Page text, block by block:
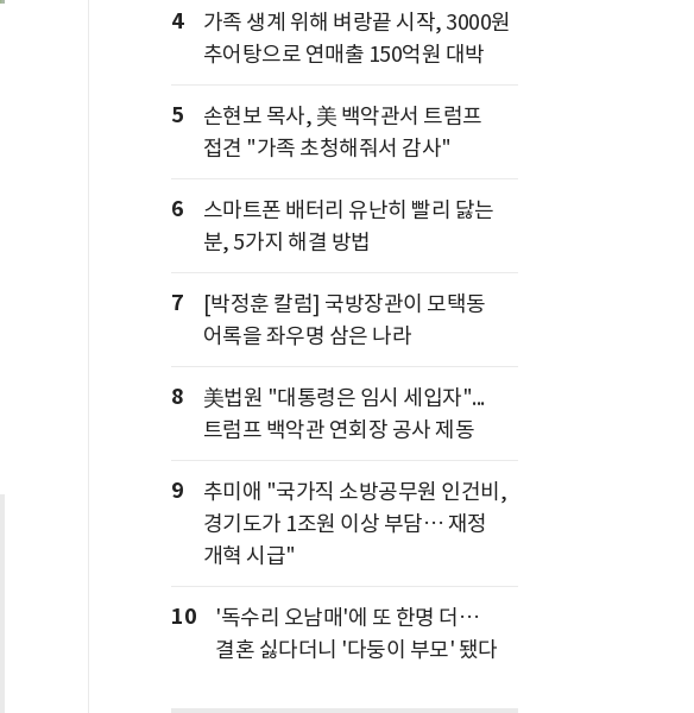
4
가족 생계 위해 벼랑끝 시작, 3000원
추어탕으로 연매출 150억원 대박
5
손현보 목사, 美 백악관서 트럼프
접견 "가족 초청해줘서 감사"
6
스마트폰 배터리 유난히 빨리 닳는
분, 5가지 해결 방법
7
[박정훈 칼럼] 국방장관이 모택동
어록을 좌우명 삼은 나라
8
美법원 "대통령은 임시 세입자"...
트럼프 백악관 연회장 공사 제동
9
추미애 "국가직 소방공무원 인건비,
경기도가 1조원 이상 부담… 재정
개혁 시급"
10
'독수리 오남매'에 또 한명 더…
결혼 싫다더니 '다둥이 부모' 됐다